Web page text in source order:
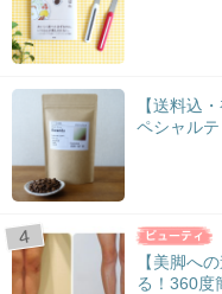
【送料込
ペシャル
【美脚へ
る！360度